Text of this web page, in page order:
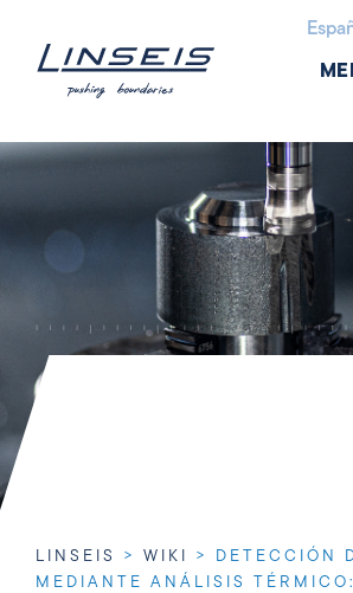
LINSEIS > WIKI > DETECCIÓN
MEDIANTE ANÁLISIS